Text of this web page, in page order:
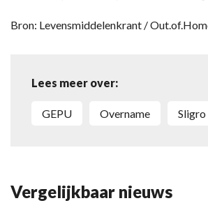
Bron: Levensmiddelenkrant /
Lees meer over:
GEPU overname Sligro
Vergelijkbaar nieuws